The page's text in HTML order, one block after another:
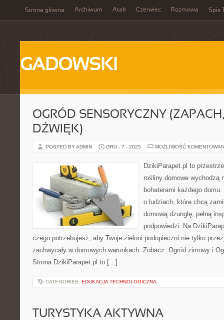
Strona główna Archiwum Atak Czerwiec Rozmowa Spis
GADOWSKI
OGRÓD SENSORYCZNY
DŹWIĘK)
POSTED BY ADMIN GRU - 7 - 2025 MOŻLIWOŚĆ
DzikiParapet.pl to
rośliny domowe wychodzą
bohaterami każdego
o ludziach, które chcą
domową dżunglę, pełną
podpowiedzi. Na
czego potrzebujesz, aby Twoje zieloni podopieczni nie tylko
zachwycały w domowych warunkach. Zobacz: Ogród zimowy i
Strona DzikiParapet.pl to […]
CATEGORIES: EDUKACJA TECHNOLOGICZNA
TURYSTYKA AKTYWNA